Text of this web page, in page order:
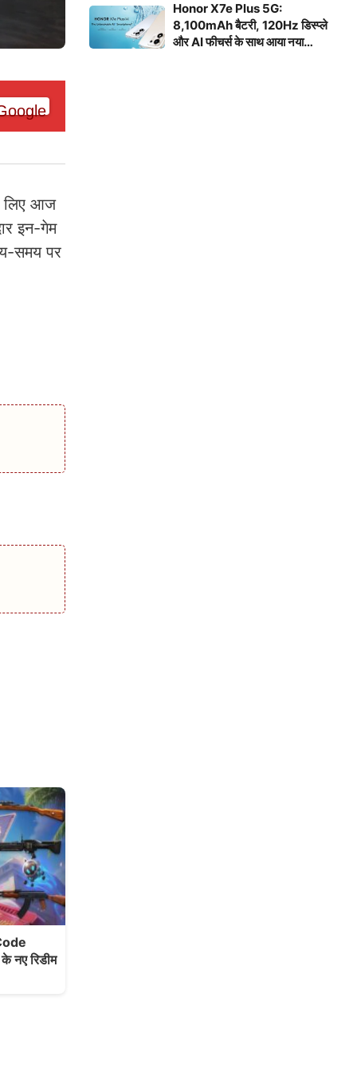
लिए आज
इन-गेम
समय पर
नए रिडीम
Honor X7e Plus 5G:
8,100mAh बैटरी, 120Hz डिस्प्ले
और AI फीचर्स के साथ आया नया